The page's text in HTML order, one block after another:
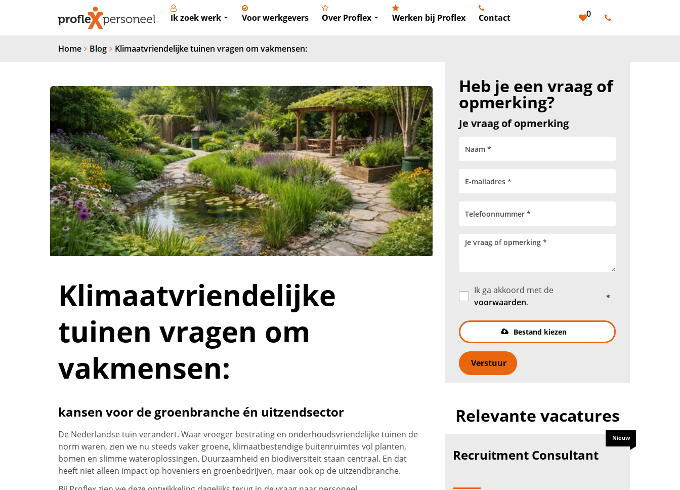
Ik zoek werk Voor werkgevers Over Proflex Werken bij Proflex Contact 0
Home Blog Klimaatvriendelijke tuinen vragen om vakmensen:
Klimaatvriendelijke
tuinen vragen om
vakmensen:
kansen voor de groenbranche én uitzendsector
De Nederlandse tuin verandert. Waar vroeger bestrating en onderhoudsvriendelijke tuinen de
norm waren, zien we nu steeds vaker groene, klimaatbestendige buitenruimtes vol planten,
bomen en slimme wateroplossingen. Duurzaamheid en biodiversiteit staan centraal. En dat
heeft niet alleen impact op hoveniers en groenbedrijven, maar ook op de uitzendbranche.
Heb je een vraag of
opmerking?
Je vraag of opmerking
Ik ga akkoord met de
voorwaarden.
Bestand kiezen
Verstuur
Relevante vacatures
Recruitment Consultant
Nieuw